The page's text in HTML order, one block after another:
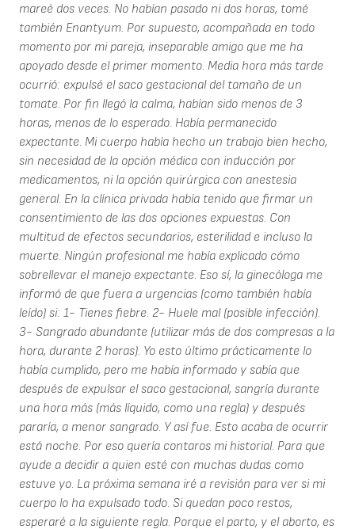
mareé dos veces. No habían pasado ni dos horas, tomé
también Enantyum. Por supuesto, acompañada en todo
momento por mi pareja, inseparable amigo que me ha
apoyado desde el primer momento. Media hora más tarde
ocurrió: expulsé el saco gestacional del tamaño de un
tomate. Por fin llegó la calma, habían sido menos de 3
horas, menos de lo esperado. Había permanecido
expectante. Mi cuerpo había hecho un trabajo bien hecho,
sin necesidad de la opción médica con inducción por
medicamentos, ni la opción quirúrgica con anestesia
general. En la clínica privada había tenido que firmar un
consentimiento de las dos opciones expuestas. Con
multitud de efectos secundarios, esterilidad e incluso la
muerte. Ningún profesional me había explicado cómo
sobrellevar el manejo expectante. Eso sí, la ginecóloga me
informó de que fuera a urgencias (como también había
leído) si: 1- Tienes fiebre. 2- Huele mal (posible infección).
3- Sangrado abundante (utilizar más de dos compresas a la
hora, durante 2 horas). Yo esto último prácticamente lo
había cumplido, pero me había informado y sabía que
después de expulsar el saco gestacional, sangría durante
una hora más (más líquido, como una regla) y después
pararía, a menor sangrado. Y así fue. Esto acaba de ocurrir
está noche. Por eso quería contaros mi historial. Para que
ayude a decidir a quien esté con muchas dudas como
estuve yo. La próxima semana iré a revisión para ver si mi
cuerpo lo ha expulsado todo. Si quedan poco restos,
esperaré a la siguiente regla. Porque el parto, y el aborto, es